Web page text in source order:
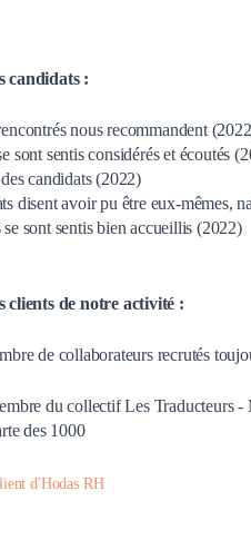
candidats :
nous recommandent
sont sentis considérés et écoutés
candidats (2022)
disent avoir pu être eux-mêmes,
sont sentis bien accueillis (2022)
clients de notre activité :
de collaborateurs recrutés
du collectif Les Traducteurs
des 1000
d'Hodas RH